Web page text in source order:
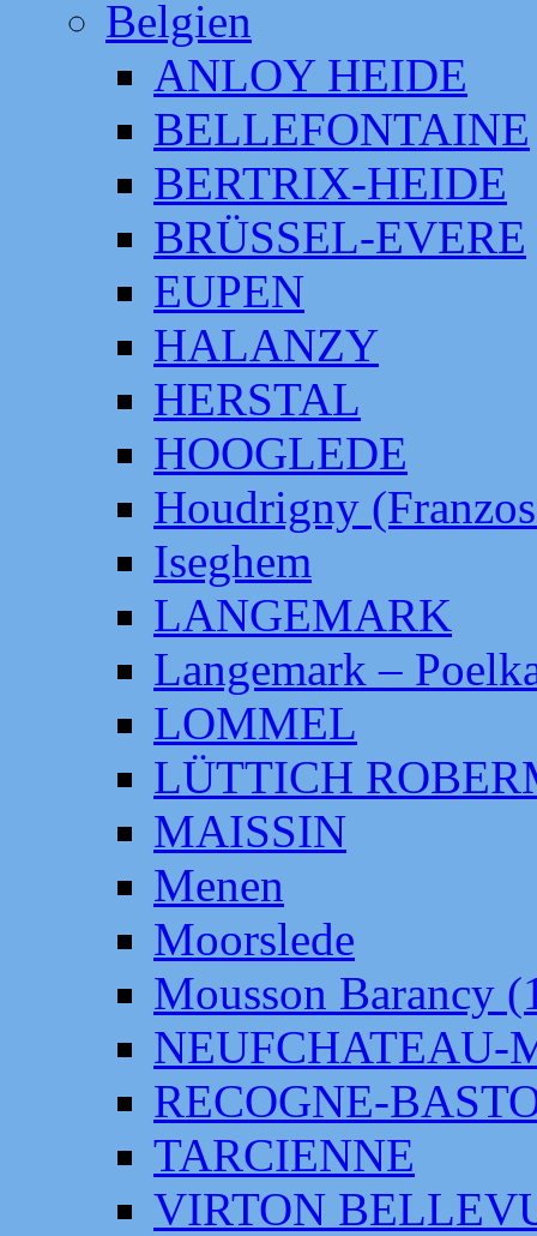
Belgien
ANLOY HEIDE
BELLEFONTAINE
BERTRIX-HEIDE
BRÜSSEL-EVERE
EUPEN
HALANZY
HERSTAL
HOOGLEDE
Houdrigny
Iseghem
LANGEMARK
Langemark –
LOMMEL
LÜTTICH
MAISSIN
Menen
Moorslede
Mousson Barancy
NEUFCHATEAU-
RECOGNE-
TARCIENNE
VIRTON